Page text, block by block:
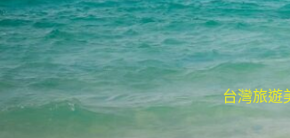
台灣旅遊